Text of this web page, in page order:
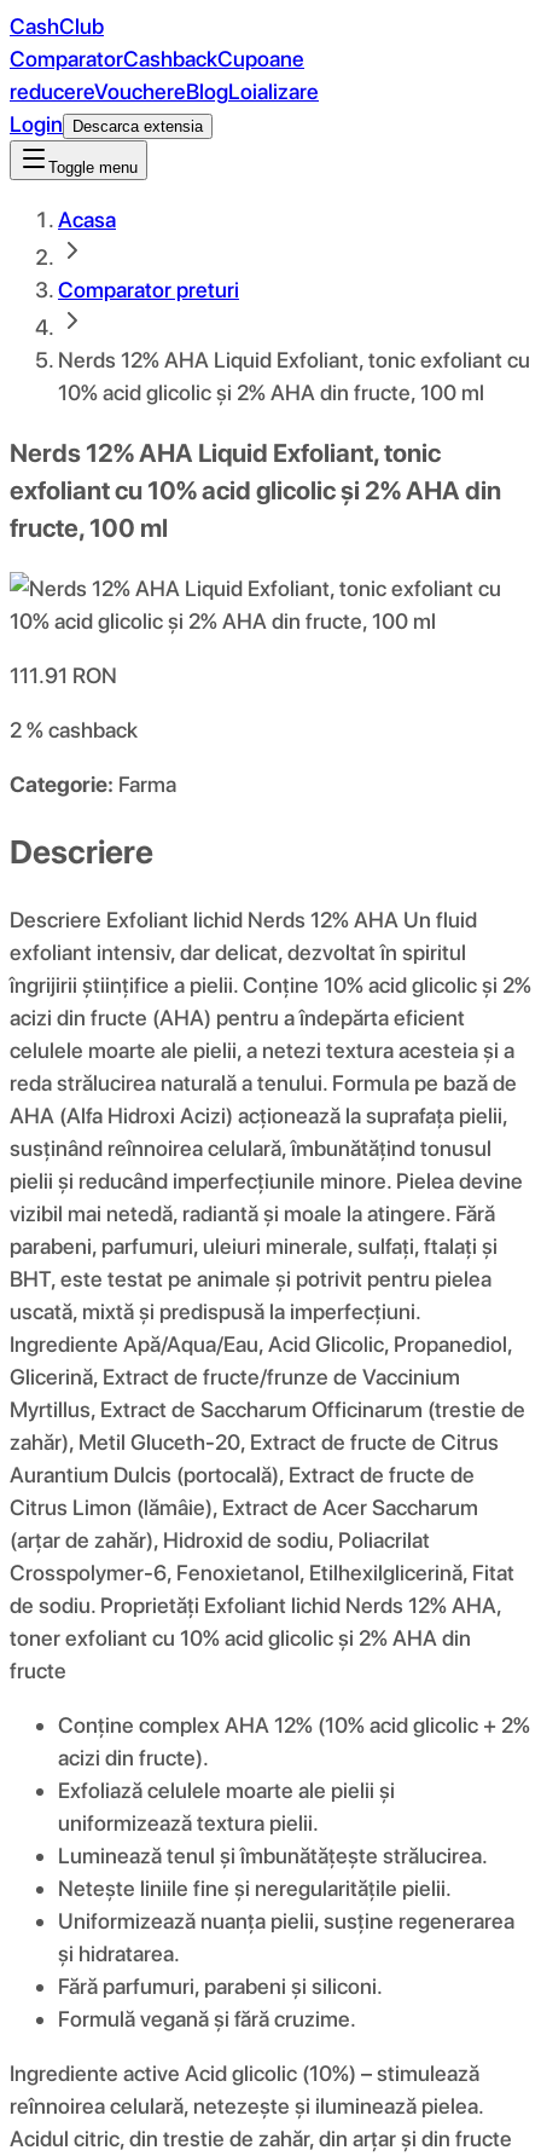
CashClub
ComparatorCashbackCupoane
reducereVouchereBlogLoializare
Login
Descarca extensia
Toggle menu
Acasa
Comparator preturi
Nerds 12% AHA Liquid Exfoliant, tonic exfoliant cu
10% acid glicolic și 2% AHA din fructe, 100 ml
Nerds 12% AHA Liquid Exfoliant, tonic
exfoliant cu 10% acid glicolic și 2% AHA din
fructe, 100 ml
111.91 RON
2 %cashback
Categorie: Farma
Descriere
Descriere Exfoliant lichid Nerds 12% AHA Un fluid
exfoliant intensiv, dar delicat, dezvoltat în spiritul
îngrijirii științifice a pielii. Conține 10% acid glicolic și 2%
acizi din fructe (AHA) pentru a îndepărta eficient
celulele moarte ale pielii, a netezi textura acesteia și a
reda strălucirea naturală a tenului. Formula pe bază de
AHA (Alfa Hidroxi Acizi) acționează la suprafața pielii,
susținând reînnoirea celulară, îmbunătățind tonusul
pielii și reducând imperfecțiunile minore. Pielea devine
vizibil mai netedă, radiantă și moale la atingere. Fără
parabeni, parfumuri, uleiuri minerale, sulfați, ftalați și
BHT, este testat pe animale și potrivit pentru pielea
uscată, mixtă și predispusă la imperfecțiuni.
Ingrediente Apă/Aqua/Eau, Acid Glicolic, Propanediol,
Glicerină, Extract de fructe/frunze de Vaccinium
Myrtillus, Extract de Saccharum Officinarum (trestie de
zahăr), Metil Gluceth-20, Extract de fructe de Citrus
Aurantium Dulcis (portocală), Extract de fructe de
Citrus Limon (lămâie), Extract de Acer Saccharum
(arțar de zahăr), Hidroxid de sodiu, Poliacrilat
Crosspolymer-6, Fenoxietanol, Etilhexilglicerină, Fitat
de sodiu. Proprietăți Exfoliant lichid Nerds 12% AHA,
toner exfoliant cu 10% acid glicolic și 2% AHA din
fructe
Conține complex AHA 12% (10% acid glicolic + 2%
acizi din fructe).
Exfoliază celulele moarte ale pielii și
uniformizează textura pielii.
Luminează tenul și îmbunătățește strălucirea.
Netește liniile fine și neregularitățile pielii.
Uniformizează nuanța pielii, susține regenerarea
și hidratarea.
Fără parfumuri, parabeni și siliconi.
Formulă vegană și fără cruzime.
Ingrediente active Acid glicolic (10%) – stimulează
reînnoirea celulară, netezește și iluminează pielea.
Acidul citric, din trestie de zahăr, din arțar și din fructe